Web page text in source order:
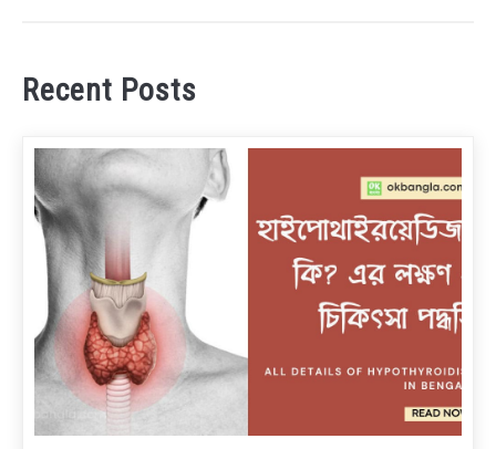
Recent Posts